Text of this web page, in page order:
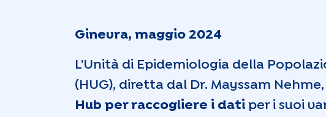
Ginevra, maggio 2024
L'Unità di Epidemiologia della
(HUG), diretta dal Dr. Mayssam
Hub per raccogliere i dati per i suoi